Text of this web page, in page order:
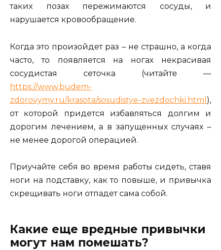
таких позах пережимаются сосуды, и
нарушается кровообращение.
Когда это произойдет раз – не страшно, а когда
часто, то появляется на ногах некрасивая
сосудистая сеточка (читайте —
https://www.budem-
zdorovymy.ru/krasota/sosudistye-zvezdochki.html ),
от которой придется избавляться долгим и
дорогим лечением, а в запущенных случаях –
не менее дорогой операцией.
Приучайте себя во время работы сидеть, ставя
ноги на подставку, как то повыше, и привычка
скрещивать ноги отпадет сама собой.
Какие еще вредные привычки
могут нам помешать?